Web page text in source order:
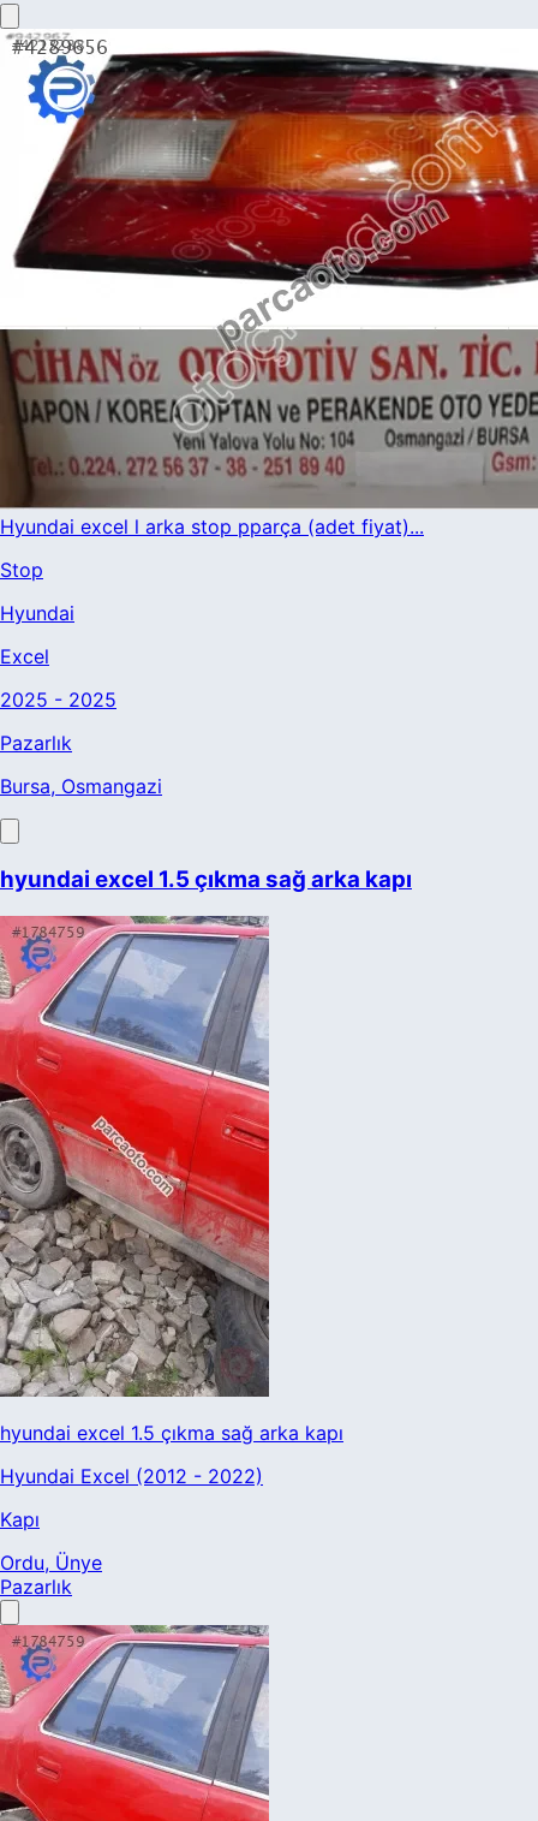
Hyundai excel l arka stop pparça (adet fiyat)...
Stop
Hyundai
Excel
2025 - 2025
Pazarlık
Bursa, Osmangazi
hyundai excel 1.5 çıkma sağ arka kapı
hyundai excel 1.5 çıkma sağ arka kapı
Hyundai Excel (2012 - 2022)
Kapı
Ordu, Ünye
Pazarlık